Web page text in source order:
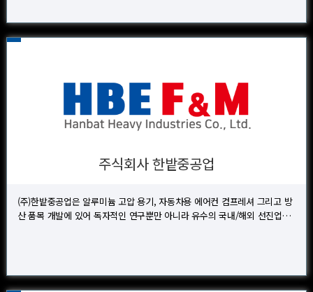
주식회사 한밭중공업
(주)한밭중공업은 알루미늄 고압 용기, 자동차용 에어컨 컴프레셔 그리고 방
산 품목 개발에 있어 독자적인 연구뿐만 아니라 유수의 국내/해외 선진업…